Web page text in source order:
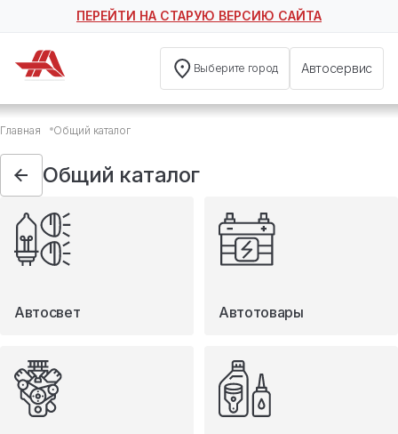
ПЕРЕЙТИ НА СТАРУЮ ВЕРСИЮ САЙТА
Выберите город Автосервис
Общий каталог
Автосвет
Автотовары
Запчасти
Масла и технические жидкости
Мототовары
Туризм
Главная Общий каталог
Общий каталог
Автосвет Автотовары